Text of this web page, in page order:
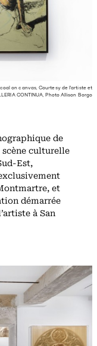
on canvas, Courtesy de l'artiste et
CONTINUA, Photo Allison Borgo
de
culturelle
Est,
et
démarrée
à San